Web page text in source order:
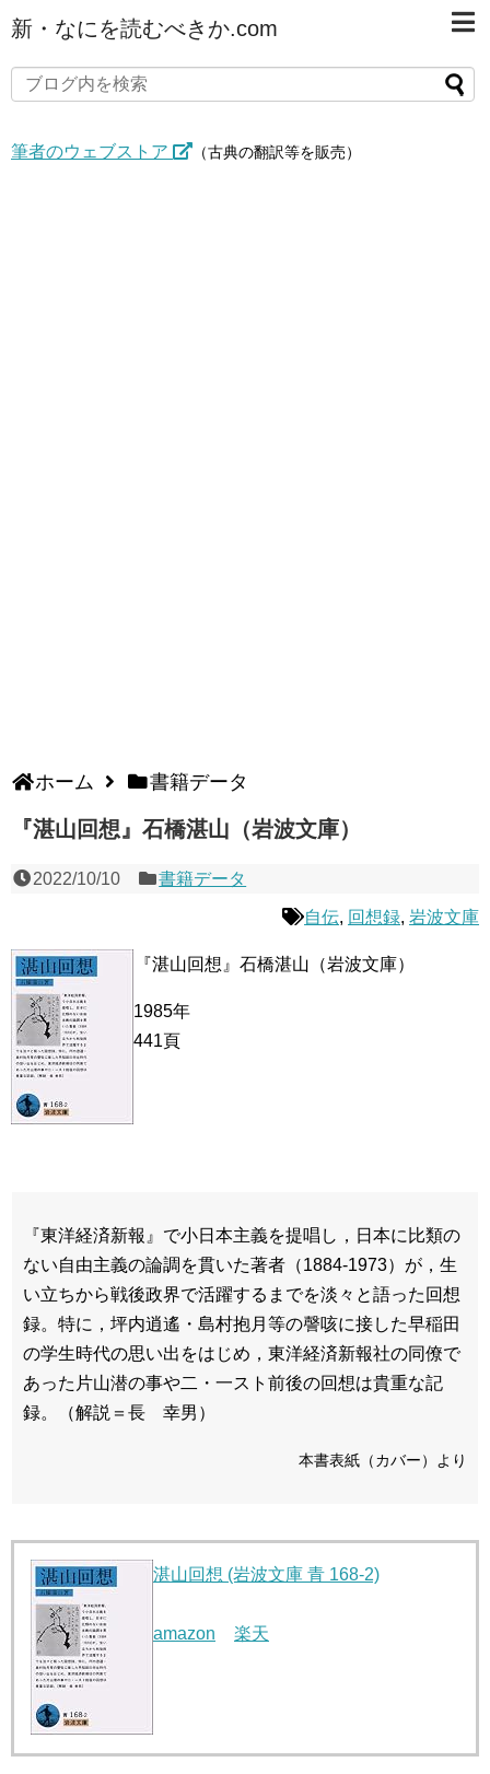
新・なにを読むべきか.com
筆者のウェブストア （古典の翻訳等を販売）
ホーム 書籍データ
『湛山回想』石橋湛山（岩波文庫）
2022/10/10 書籍データ
自伝, 回想録, 岩波文庫
『湛山回想』石橋湛山（岩波文庫）
1985年
441頁
『東洋経済新報』で小日本主義を提唱し，日本に比類の
ない自由主義の論調を貫いた著者（1884-1973）が，生
い立ちから戦後政界で活躍するまでを淡々と語った回想
録。特に，坪内逍遙・島村抱月等の謦咳に接した早稲田
の学生時代の思い出をはじめ，東洋経済新報社の同僚で
あった片山潜の事や二・一スト前後の回想は貴重な記
録。（解説＝長 幸男）
本書表紙（カバー）より
湛山回想 (岩波文庫 青 168-2)
amazon 楽天